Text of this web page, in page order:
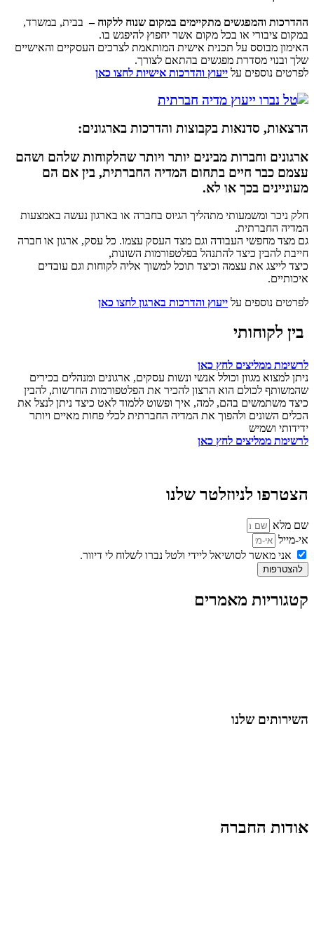
ההדרכות והמפגשים מתקיימים במקום שנוח ללקוח – בבית, במשרד,
במקום ציבורי או בכל מקום אשר יחפוץ להיפגש בו.
האימון מבוסס על תכנית אישית המותאמת לצרכים העסקיים והאישיים
שלך ובנוי מסדרת מפגשים בהתאם לצורך.
לפרטים נוספים על ייעוץ והדרכות אישיות לחצו כאן
הרצאות, סדנאות בקבוצות והדרכות בארגונים:
ארגונים וחברות מבינים יותר ויותר שהלקוחות שלהם ושהם
עצמם כבר חיים בתחום המדיה החברתית, בין אם הם
מעוניינים בכך או לא.
חלק ניכר ומשמעותי מתהליך הגיוס בחברה או בארגון נעשה באמצעות
המדיה החברתית.
גם מצד מחפשי העבודה וגם מצד העסק עצמו. כל עסק, ארגון או חברה
חייבת להבין כיצד להתנהל בפלטפורמות השונות,
כיצד לייצג את עצמה וכיצד תוכל למשוך אליה לקוחות וגם עובדים
איכותיים.
לפרטים נוספים על ייעוץ והדרכות בארגון לחצו כאן
בין לקוחותי
לרשימת ממליצים לחץ כאן
ניתן למצוא מגוון וכולל אנשי ונשות עסקים, ארגונים ומנהלים בכירים
שהמשותף לכולם הוא הרצון להכיר את הפלטפורמות החדשות, להבין
כיצד משתמשים בהם, למה, איך ופשוט ללמוד לאט כיצד ניתן לנצל את
הכלים השונים ולהפוך את המדיה החברתית לכלי פחות מאיים ויותר
ידידותי ושמיש
לרשימת ממליצים לחץ כאן
הצטרפו לניוזלטר שלנו
שם מלא
אי-מייל
אני מאשר לסושיאל ליידי ולטל נברו לשלוח לי דיוור.
להצטרפות
קטגוריות מאמרים
השירותים שלנו
אודות החברה